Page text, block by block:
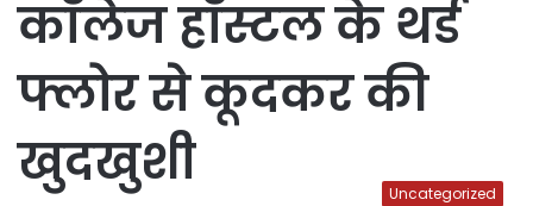
कॉलेज हॉस्टल के थर्ड
फ्लोर से कूदकर की
खुदखुशी
Uncategorized